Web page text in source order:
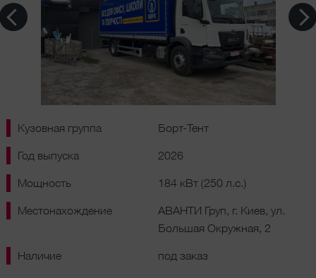
Кузовная группа
Борт-Тент
Год выпуска
2026
Мощность
184 кВт (250 л.с.)
Местонахождение
АВАНТИ Груп, г. Киев, ул.
Большая Окружная, 2
Наличие
под заказ